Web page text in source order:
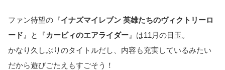
ファン待望の『イナズマイレブン 英雄たちのヴィクトリーロ
ード 』と『カービィのエアライダー 』は11月の目玉。
かなり久しぶりのタイトルだし、内容も充実しているみたい
だから遊びごたえもすごそう！